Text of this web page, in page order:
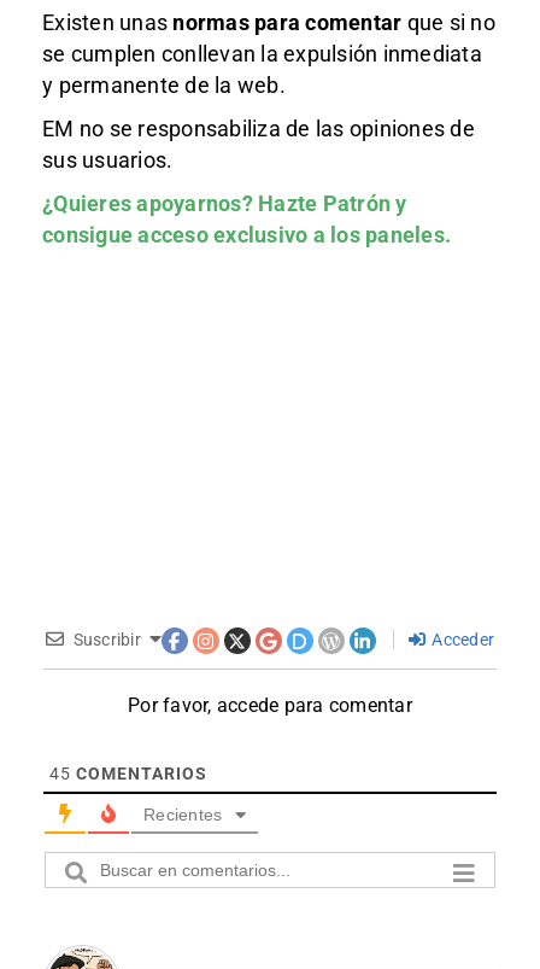
Existen unas normas para comentar que si no
se cumplen conllevan la expulsión inmediata
y permanente de la web.
EM no se responsabiliza de las opiniones de
sus usuarios.
¿Quieres apoyarnos? Hazte Patróny
consigue acceso exclusivo a los paneles.
Suscribir Acceder
Por favor, accede para comentar
45 COMENTARIOS
Recientes